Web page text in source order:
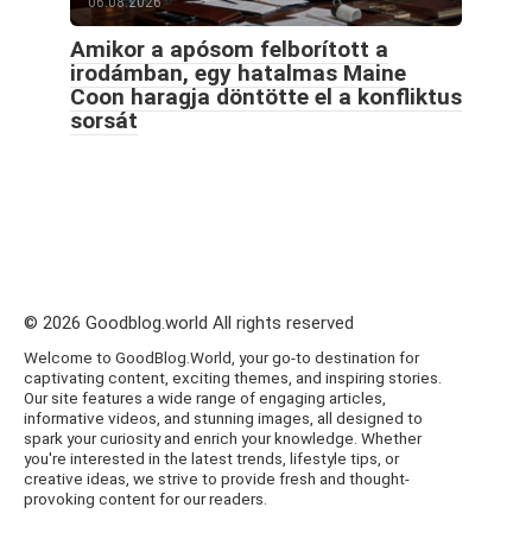
Amikor a apósom felborított a
irodámban, egy hatalmas Maine
Coon haragja döntötte el a konfliktus
sorsát
© 2026 Goodblog.world All rights reserved
Welcome to GoodBlog.World, your go-to destination for
captivating content, exciting themes, and inspiring stories.
Our site features a wide range of engaging articles,
informative videos, and stunning images, all designed to
spark your curiosity and enrich your knowledge. Whether
you're interested in the latest trends, lifestyle tips, or
creative ideas, we strive to provide fresh and thought-
provoking content for our readers.